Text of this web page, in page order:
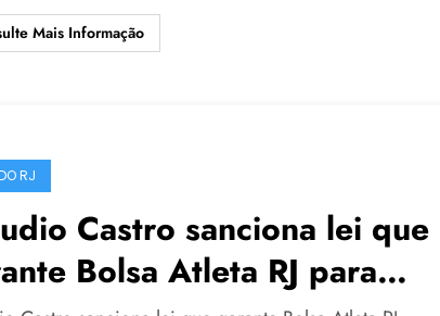
Mais Informação
RJ
Castro sanciona lei que
Bolsa Atleta RJ para